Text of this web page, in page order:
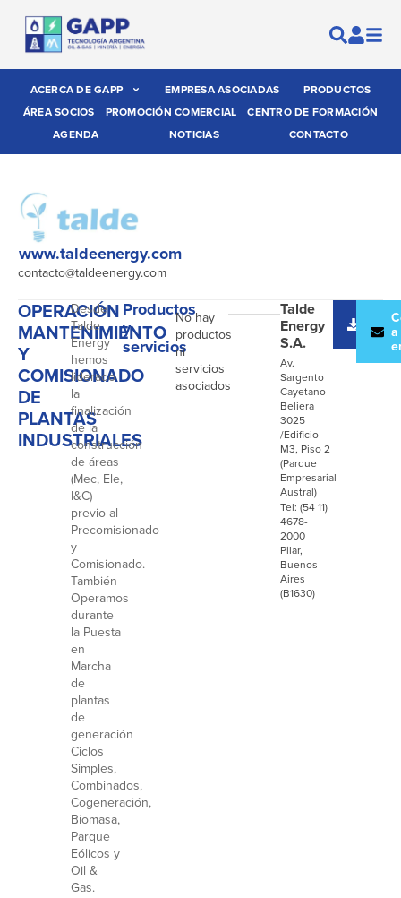
ACERCA DE GAPP EMPRESA ASOCIADAS
PRODUCTOS
ÁREA SOCIOS
PROMOCIÓN COMERCIAL
CENTRO DE FORMACIÓN
AGENDA
NOTICIAS CONTACTO
www.taldeenergy.com
contacto@taldeenergy.com
OPERACIÓN
MANTENIMIENTO
Y
COMISIONADO
DE
PLANTAS
INDUSTRIALES
Desde
Talde
Energy
hemos
liderado
la
finalización
de la
construcción
de áreas
(Mec, Ele,
I&C)
previo al
Precomisionado
y
Comisionado.
También
Operamos
durante
la Puesta
en
Marcha
de
plantas
de
generación
Ciclos
Simples,
Combinados,
Cogeneración,
Biomasa,
Parque
Eólicos y
Oil &
Gas.
Productos
y
servicios
No hay
productos
ni
servicios
asociados
Talde
Energy
S.A.
Av.
Sargento
Cayetano
Beliera
3025
/Edificio
M3, Piso 2
(Parque
Empresarial
Austral)
Tel: (54 11)
4678-
2000
Pilar,
Buenos
Aires
(B1630)